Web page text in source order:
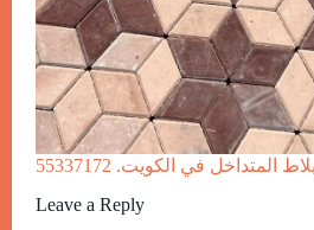
المتداخل في الكويت. 55337172
Leave a Reply